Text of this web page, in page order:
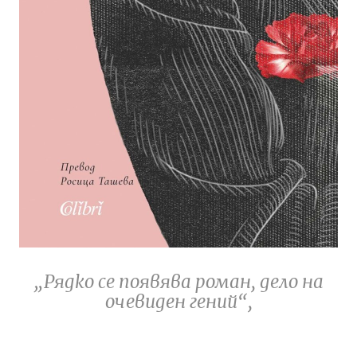
„Рядко се появява роман, дело на
очевиден гений“,